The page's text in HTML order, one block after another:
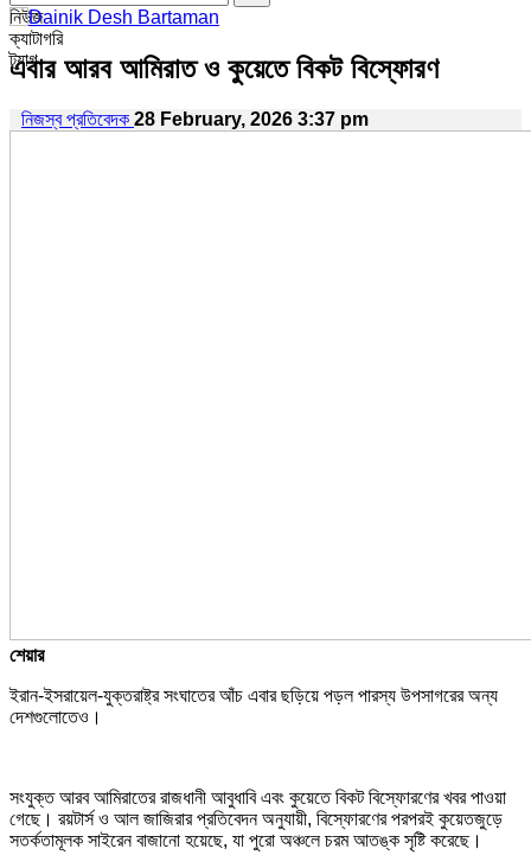
নিউজ
ক্যাটাগরি
ট্যাগ
এবার আরব আমিরাত ও কুয়েতে বিকট বিস্ফোরণ
নিজস্ব প্রতিবেদক 28 February, 2026 3:37 pm
শেয়ার
ইরান-ইসরায়েল-যুক্তরাষ্ট্র সংঘাতের আঁচ এবার ছড়িয়ে পড়ল পারস্য উপসাগরের অন্য
দেশগুলোতেও।
সংযুক্ত আরব আমিরাতের রাজধানী আবুধাবি এবং কুয়েতে বিকট বিস্ফোরণের খবর পাওয়া
গেছে। রয়টার্স ও আল জাজিরার প্রতিবেদন অনুযায়ী, বিস্ফোরণের পরপরই কুয়েতজুড়ে
সতর্কতামূলক সাইরেন বাজানো হয়েছে, যা পুরো অঞ্চলে চরম আতঙ্ক সৃষ্টি করেছে।